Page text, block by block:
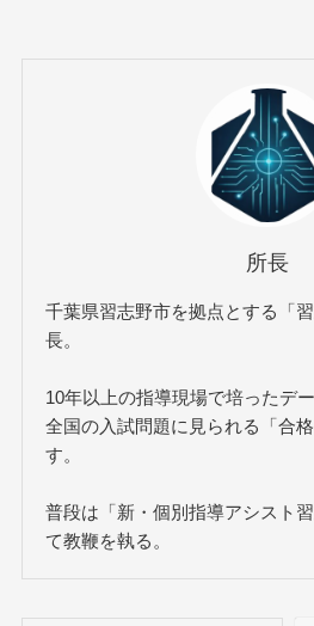
所長
千葉県習志野市を拠点とする「
長。
10年以上の指導現場で培ったデ
全国の入試問題に見られる「合
す。
普段は「新・個別指導アシスト
て教鞭を執る。